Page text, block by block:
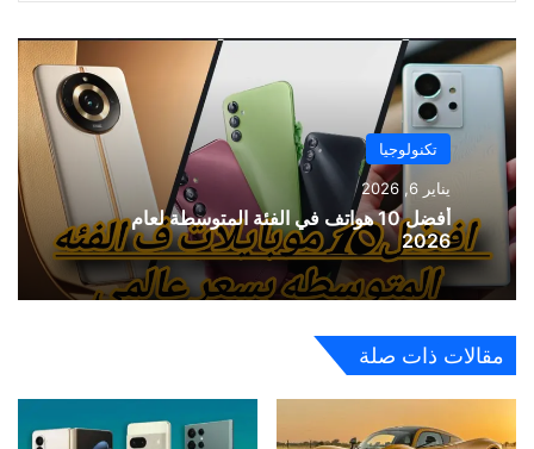
تكنولوجيا
يناير 6, 2026
أفضل 10 هواتف في الفئة المتوسطة لعام
2026
مقالات ذات صلة